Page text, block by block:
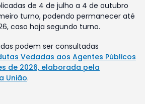
de 4 de julho a 4 de outubro
turno, podendo permanecer até
caso haja segundo turno.
podem ser consultadas
Vedadas aos Agentes Públicos
de 2026, elaborada pela
União.